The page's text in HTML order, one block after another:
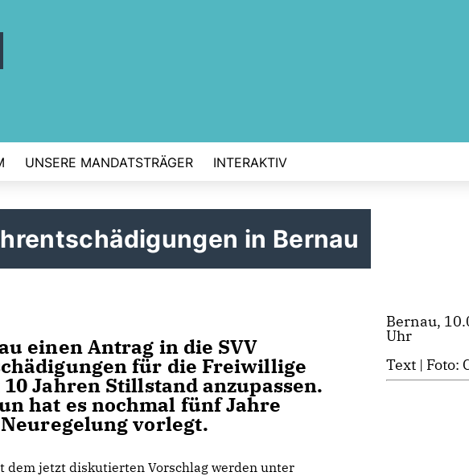
UNSERE MANDATSTRÄGER INTERAKTIV
in Bernau
einen Antrag in die SVV
für die Freiwillige
Jahren Stillstand anzupassen.
hat es nochmal fünf Jahre
vorlegt.
dem jetzt diskutierten Vorschlag werden unter
Bernau,
Uhr
Text | Foto: